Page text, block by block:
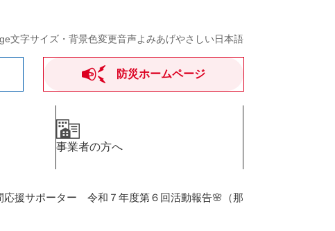
文字サイズ・背景色変更音声よみあげやさしい日本語
防災ホームページ
事業者の方へ
応援サポーター 令和７年度第６回活動報告🌸（那